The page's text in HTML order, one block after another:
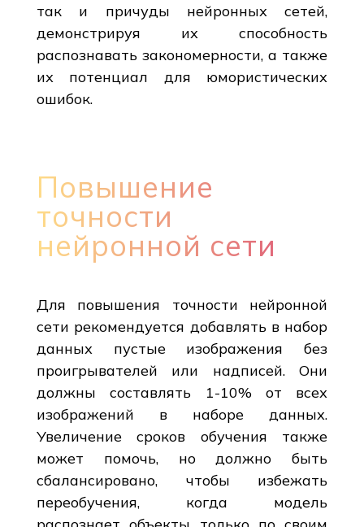
так и причуды нейронных сетей,
демонстрируя их способность
распознавать закономерности, а также
их потенциал для юмористических
ошибок.
Повышение
точности
нейронной сети
Для повышения точности нейронной
сети рекомендуется добавлять в набор
данных пустые изображения без
проигрывателей или надписей. Они
должны составлять 1-10% от всех
изображений в наборе данных.
Увеличение сроков обучения также
может помочь, но должно быть
сбалансировано, чтобы избежать
переобучения, когда модель